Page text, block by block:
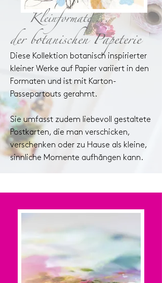
der botanischen Papeterie
Kleinformate ...
Diese Kollektion botanisch inspirierter
kleiner Werke auf Papier variiert in den
Formaten und ist mit Karton-
Passepartouts gerahmt.
Sie umfasst zudem liebevoll gestaltete
Postkarten, die man verschicken,
verschenken oder zu Hause als kleine,
sinnliche Momente aufhängen kann.